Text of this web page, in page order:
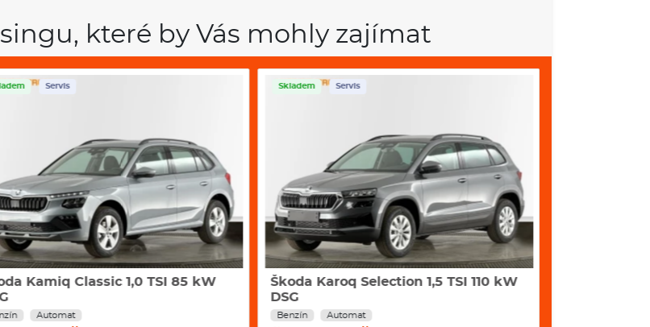
které by Vás mohly zajímat
Servis
Kamiq Classic 1,0 TSI 85 kW
Automat
Skladem Servis
Škoda Karoq Selection 1,5 TSI 110 kW
DSG
Benzín Automat